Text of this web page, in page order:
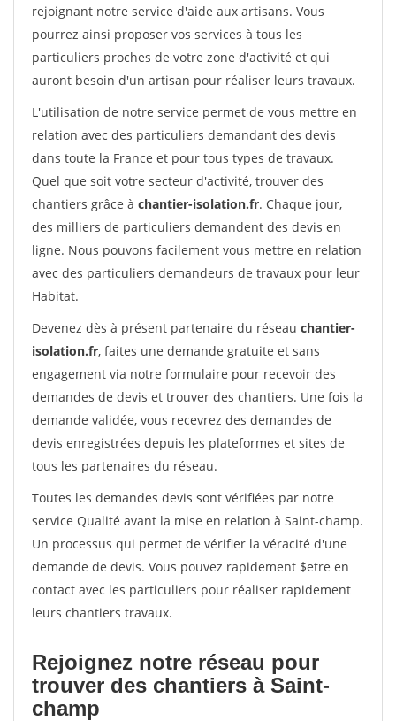
rejoignant notre service d'aide aux artisans. Vous
pourrez ainsi proposer vos services à tous les
particuliers proches de votre zone d'activité et qui
auront besoin d'un artisan pour réaliser leurs travaux.
L'utilisation de notre service permet de vous mettre en
relation avec des particuliers demandant des devis
dans toute la France et pour tous types de travaux.
Quel que soit votre secteur d'activité, trouver des
chantiers grâce à chantier-isolation.fr. Chaque jour,
des milliers de particuliers demandent des devis en
ligne. Nous pouvons facilement vous mettre en relation
avec des particuliers demandeurs de travaux pour leur
Habitat.
Devenez dès à présent partenaire du réseau chantier-
isolation.fr, faites une demande gratuite et sans
engagement via notre formulaire pour recevoir des
demandes de devis et trouver des chantiers. Une fois la
demande validée, vous recevrez des demandes de
devis enregistrées depuis les plateformes et sites de
tous les partenaires du réseau.
Toutes les demandes devis sont vérifiées par notre
service Qualité avant la mise en relation à Saint-champ.
Un processus qui permet de vérifier la véracité d'une
demande de devis. Vous pouvez rapidement $etre en
contact avec les particuliers pour réaliser rapidement
leurs chantiers travaux.
Rejoignez notre réseau pour
trouver des chantiers à Saint-
champ